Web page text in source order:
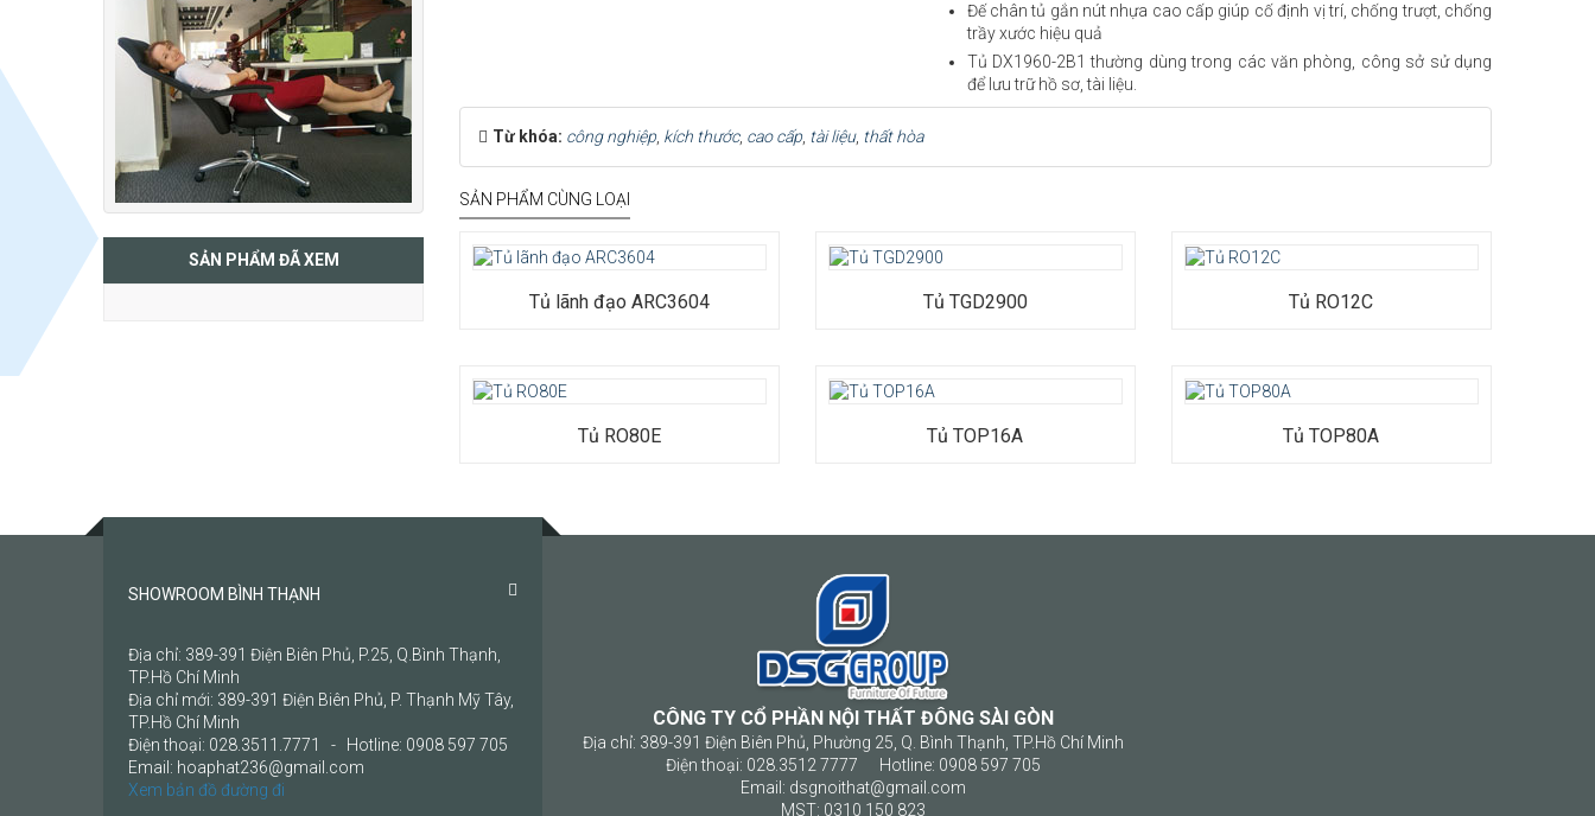
Đế chân tủ gắn nút nhựa cao cấp giúp cố định vị trí, chống trượt, chống
trầy xước hiệu quả
Tủ DX1960-2B1 thường dùng trong các văn phòng, công sở sử dụng
để lưu trữ hồ sơ, tài liệu.
Từ khóa: công nghiệp kích thước, cao cấp tài liệu, thất hòa
SẢN PHẨM CÙNG LOẠI
Tủ lãnh đạo ARC3604
Chất liệu: MFC phủ melamine
Kích thước: Rộng 2900 x Sâu 500 x Cao
Tủ TGD2900 Tủ RO12C
Tủ RO80E Tủ TOP16A Tủ TOP80A
SẢN PHẨM ĐÃ XEM
SHOWROOM BÌNH THẠNH
Địa chỉ: 389-391 Điện Biên Phủ, P.25, Q.Bình Thạnh,
TP.Hồ Chí Minh
Địa chỉ mới: 389-391 Điện Biên Phủ, P. Thạnh Mỹ Tây,
TP.Hồ Chí Minh
Điện thoại: 028.3511.7771 - Hotline: 0908 597 705
Email: hoaphat236@gmail.com
Xem bản đồ đường đi
CÔNG TY CỔ PHẦN NỘI THẤT ĐÔNG SÀI GÒN
Địa chỉ: 389-391 Điện Biên Phủ, Phường 25, Q. Bình Thạnh, TP.Hồ Chí Minh
Điện thoại: 028.3512 7777 Hotline: 0908 597 705
Email: dsgnoithat@gmail.com
MST: 0310 150 823